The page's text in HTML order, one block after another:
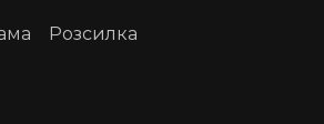
Розсилка